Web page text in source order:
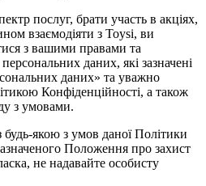
послуг, брати участь в акціях,
взаємодіяти з Toysi, ви
з вашими правами та
даних, які зазначені
даних» та уважно
Конфіденційності, а також
з умовами.
якою з умов даної Політики
Положення про захист
не надавайте особисту